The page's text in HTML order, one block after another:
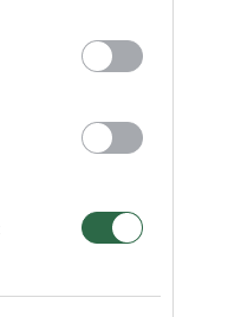
ir
Antrojoje